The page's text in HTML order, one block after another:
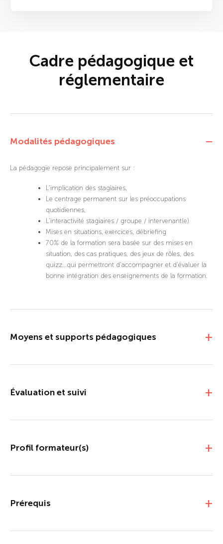
Cadre pédagogique et
réglementaire
Modalités pédagogiques
La pédagogie repose principalement sur :
L'implication des stagiaires,
Le centrage permanent sur les préoccupations
quotidiennes,
L'interactivité stagiaires / groupe / intervenant(e)
Mises en situations, exercices, débriefing
70% de la formation sera basée sur des mises en
situation, des cas pratiques, des jeux de rôles, des
quizz…qui permettront d'accompagner et d'évaluer la
bonne intégration des enseignements de la formation.
Moyens et supports pédagogiques
Évaluation et suivi
Profil formateur(s)
Prérequis